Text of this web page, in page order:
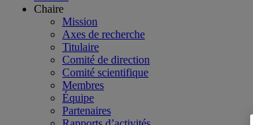
Chaire
Mission
Axes de recherche
Titulaire
Comité de direction
Comité scientifique
Membres
Équipe
Partenaires